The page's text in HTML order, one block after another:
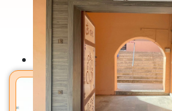
Back To Home
मंदिरे